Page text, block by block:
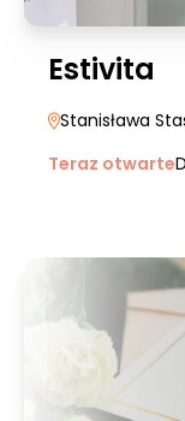
Estivita
Stanisława
Teraz otwarte